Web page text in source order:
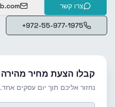
צרו קשר
+972-55-977-1975
קבלו הצעת מחיר מהירה
נחזור אליכם תוך יום עסקים אחד.